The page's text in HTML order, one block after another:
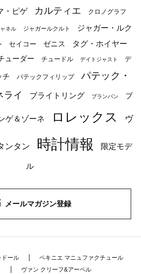
・ピゲ カルティエ クロノグラフ
ネル ジャガールクルト
ジャガー・ルク
セイコー ゼニス タグ・ホイヤー
ューダー チュードル デイトジャスト デ
チ パテックフィリップ
パテック・
ライ ブライトリング ブランパン ブ
ゲ＆ゾーネ ロレックス ヴ
ンタン 時計情報 限定モデ
ル
メールマガジン登録
ドール
ペキニエ マニュファクチュール
ヴァン クリーフ&アーペル